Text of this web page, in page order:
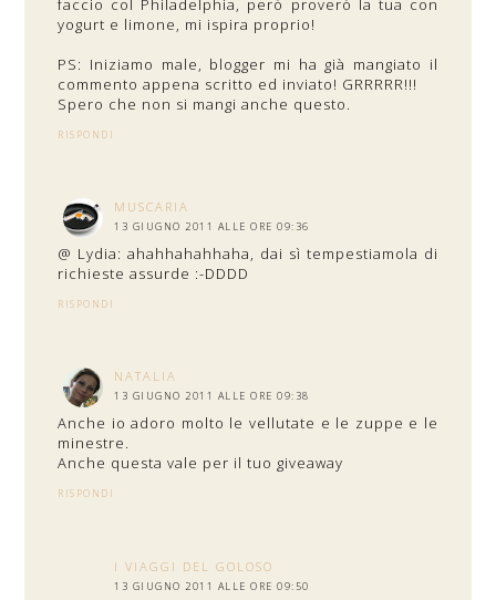
faccio col Philadelphia, però proverò la tua con
yogurt e limone, mi ispira proprio!
PS: Iniziamo male, blogger mi ha già mangiato il
commento appena scritto ed inviato! GRRRRR!!!
Spero che non si mangi anche questo.
RISPONDI
MUSCARIA
13 GIUGNO 2011 ALLE ORE 09:36
@ Lydia: ahahhahahhaha, dai sì tempestiamola di
richieste assurde :-DDDD
RISPONDI
NATALIA
13 GIUGNO 2011 ALLE ORE 09:38
Anche io adoro molto le vellutate e le zuppe e le
minestre.
Anche questa vale per il tuo giveaway
RISPONDI
I VIAGGI DEL GOLOSO
13 GIUGNO 2011 ALLE ORE 09:50